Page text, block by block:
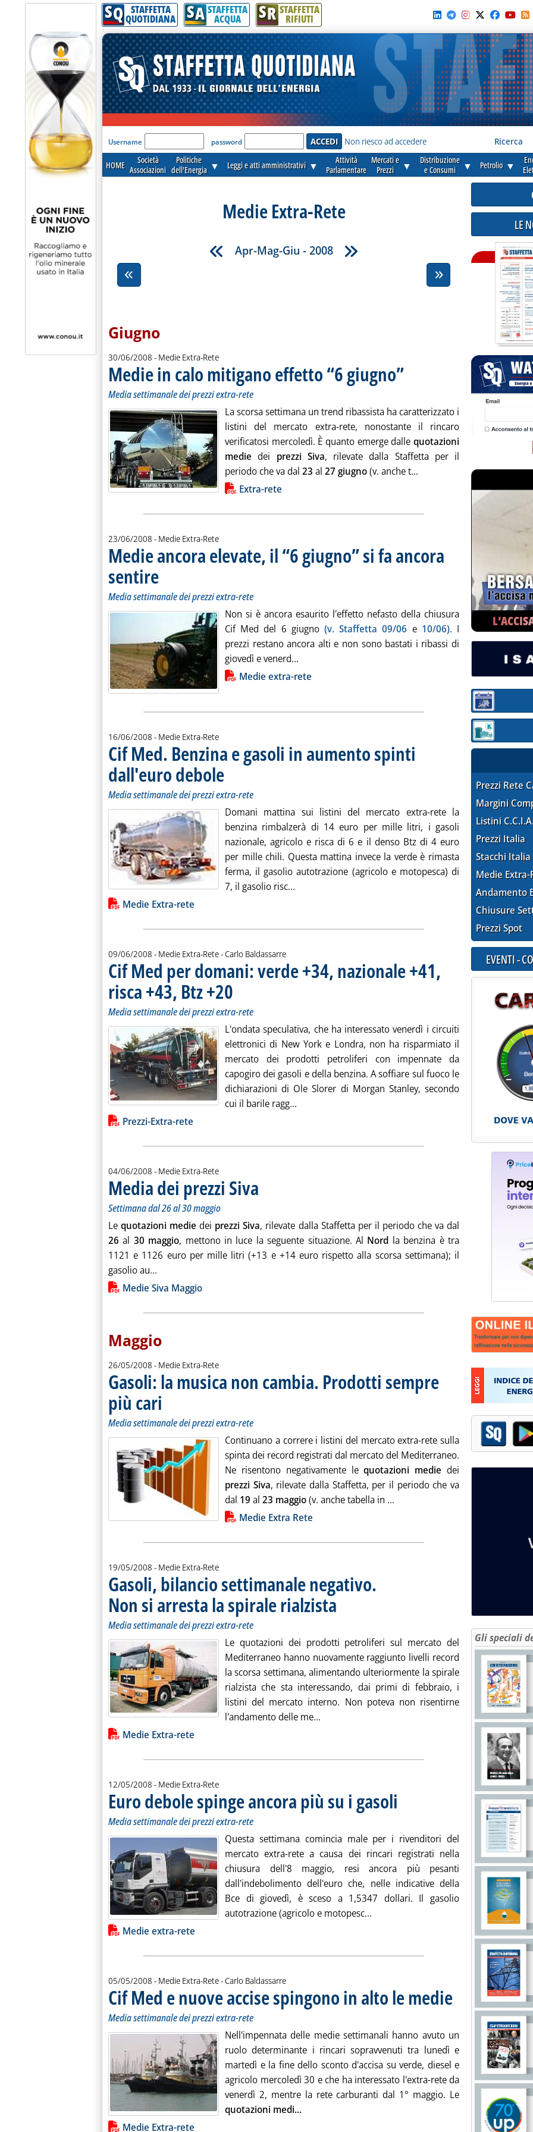
SQ STAFFETTA
QUOTIDIANA SA STAFFETTA
ACQUA SR STAFFETTA
RIFIUTI
'Modulo Login per accedere'
Username password Non riesco ad accedere Ricerca
HOME
Società
Associazioni
Politiche
dell'Energia ▼ Leggi e atti amministrativi ▼
Attività
Parlamentare
Mercati e
Prezzi
▼
Distribuzione
e Consumi
▼ Petrolio ▼
Medie Extra-Rete
Apr-Mag-Giu - 2008
Giugno
30/06/2008 - Medie Extra-Rete
Medie in calo mitigano effetto “6 giugno”. Sottotitolo: Media settimanale dei prezzi
. Pubblicata lunedì 30 giugno 2008 alle 14.59.
Media settimanale dei prezzi extra-rete
La scorsa settimana un trend ribassista ha caratterizzato i
listini del mercato extra-rete, nonostante il rincaro
verificatosi mercoledì. È quanto emerge dalle quotazioni
medie dei prezzi Siva, rilevate dalla Staffetta per il
periodo che va dal 23 al 27 giugno(v. anche t... Leggi tutta la notizia:
Lista allegati PDF alla notizia
Extra-rete
23/06/2008 - Medie Extra-Rete
Medie ancora elevate, il “6 giugno” si fa ancora
sentire . Sottotitolo: Media settimanale dei prezzi extra-rete
Media settimanale dei prezzi extra-rete
Non si è ancora esaurito l'effetto nefasto della chiusura
Cif Med del 6 giugno (v. Staffetta 09/06 e 10/06). I
prezzi restano ancora alti e non sono bastati i ribassi di
giovedì e venerd... Leggi tutta la notizia: 'Medie ancora elevate, il “6
Lista allegati PDF alla notiziaMedie extra-rete
16/06/2008 - Medie Extra-Rete
Cif Med. Benzina e gasoli in aumento spinti
dall'euro debole . Sottotitolo: Media settimanale dei prezzi extra-rete
. Pubblicata lunedì 16 giugno 2008 alle 15.1.
Media settimanale dei prezzi extra-rete
Domani mattina sui listini del mercato extra-rete la
benzina rimbalzerà di 14 euro per mille litri, i gasoli
nazionale, agricolo e risca di 6 e il denso Btz di 4 euro
per mille chili. Questa mattina invece la verde è rimasta
ferma, il gasolio autotrazione (agricolo e motopesca) di
7, il gasolio risc... Leggi tutta la notizia: 'Cif Med. Benzina e gasoli in
Lista allegati PDF alla notizia
Medie Extra-rete
09/06/2008 - Medie Extra-Rete -di:
Carlo Baldassarre
Cif Med per domani: verde +34, nazionale +41,
risca +43, Btz +20
Media settimanale dei prezzi extra-rete
L'ondata speculativa, che ha interessato venerdì i circuiti
elettronici di New York e Londra, non ha risparmiato il
mercato dei prodotti petroliferi con impennate da
capogiro dei gasoli e della benzina. A soffiare sul fuoco le
dichiarazioni di Ole Slorer di Morgan Stanley, secondo
cui il barile ragg... Leggi tutta la notizia: 'Cif Med per domani: verde +34,
Lista allegati PDF alla notizia
Prezzi-Extra-rete
04/06/2008 - Medie Extra-Rete
Media dei prezzi Siva
Settimana dal 26 al 30 maggio
Lequotazioni medie dei prezzi Siva, rilevate dalla Staffetta per il periodo che va dal
26 al 30 maggio, mettono in luce la seguente situazione. Al Nord la benzina è tra
1121 e 1126 euro per mille litri (+13 e +14 euro rispetto alla scorsa settimana); il
gasolio au...
Lista allegati PDF alla notizia
Medie Siva Maggio
Maggio
26/05/2008 - Medie Extra-Rete
Gasoli: la musica non cambia. Prodotti sempre
più cari
Media settimanale dei prezzi extra-rete
Continuano a correre i listini del mercato extra-rete sulla
spinta dei record registrati dal mercato del Mediterraneo.
Ne risentono negativamente lequotazioni medie dei
prezzi Siva, rilevate dalla Staffetta, per il periodo che va
dal 19 al 23 maggio(v. anche tabella in ...
Lista allegati PDF alla notiziaMedie Extra Rete
19/05/2008 - Medie Extra-Rete
Gasoli, bilancio settimanale negativo.
Non si arresta la spirale rialzista
Media settimanale dei prezzi extra-rete
Le quotazioni dei prodotti petroliferi sul mercato del
Mediterraneo hanno nuovamente raggiunto livelli record
la scorsa settimana, alimentando ulteriormente la spirale
rialzista che sta interessando, dai primi di febbraio, i
listini del mercato interno. Non poteva non risentirne
l'andamento delle me... Leggi tutta la notizia: 'Gasoli, bilancio
Lista allegati PDF alla notizia
Medie Extra-rete
12/05/2008 - Medie Extra-Rete
Euro debole spinge ancora più su i gasoli . Sottotitolo: Media settimanale dei prezzi
. Pubblicata lunedì 12 maggio 2008 alle 14.42.
Media settimanale dei prezzi extra-rete
Questa settimana comincia male per i rivenditori del
mercato extra-rete a causa dei rincari registrati nella
chiusura dell'8 maggio, resi ancora più pesanti
dall'indebolimento dell'euro che, nelle indicative della
Bce di giovedì, è sceso a 1,5347 dollari. Il gasolio
autotrazione (agricolo e motopesc... Leggi tutta la notizia: 'Euro debole
Lista allegati PDF alla notizia
Medie extra-rete
05/05/2008 - Medie Extra-Rete -di:
Carlo Baldassarre
Cif Med e nuove accise spingono in alto le medie . Sottotitolo: Media
. Pubblicata lunedì 05
Media settimanale dei prezzi extra-rete
Nell'impennata delle medie settimanali hanno avuto un
ruolo determinante i rincari sopravvenuti tra lunedì e
martedì e la fine dello sconto d'accisa su verde, diesel e
agricolo mercoledì 30 e che ha interessato l'extra-rete da
venerdì 2, mentre la rete carburanti dal 1° maggio. Le
quotazioni medi...Leggi tutta la notizia: 'Cif Med e nuove accise
Lista allegati PDF alla notizia
Medie Extra-rete
LE
Sezione:
Sezione:
Prezzi Rete
Margini
Listini
Prezzi Italia
Stacchi Italia
Medie Extra-
Andamento
Chiusure
Prezzi Spot
EVENTI -
Gli speciali